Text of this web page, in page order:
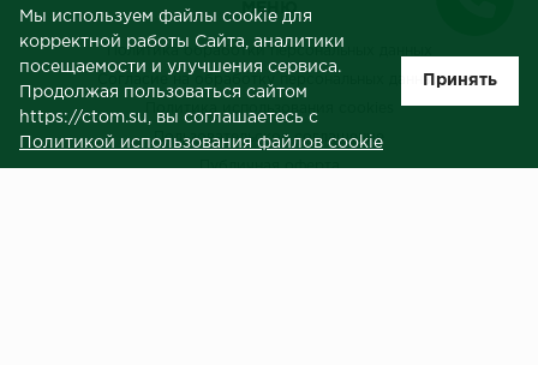
МЕНЮ
Политика обработки персональных данных
Согласие на обработку персональных данных
Пользовательское соглашение
Публичная оферта
Мы используем файлы cookie для
корректной работы Сайта, аналитики
посещаемости и улучшения сервиса.
Продолжая пользоваться сайтом
https://ctom.su, вы соглашаетесь с
Политикой использования файлов cookie
Принять